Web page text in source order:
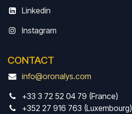
Linkedin
Instagram
CONTACT
info@oronalys.com
+33 3 72 52 04 79 (France)
+352 27 916 763 (Luxembourg)